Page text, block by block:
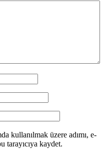
kullanılmak üzere adımı, e-
tarayıcıya kaydet.